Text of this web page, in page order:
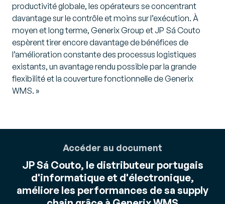
productivité globale, les opérateurs se concentrant
davantage sur le contrôle et moins sur l’exécution. À
moyen et long terme, Generix Group et JP Sá Couto
espèrent tirer encore davantage de bénéfices de
l’amélioration constante des processus logistiques
existants, un avantage rendu possible par la grande
flexibilité et la couverture fonctionnelle de Generix
WMS. »
Accéder au document
JP Sá Couto, le distributeur portugais
d'informatique et d'électronique,
améliore les performances de sa supply